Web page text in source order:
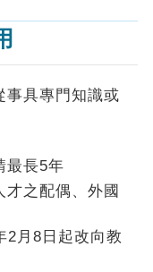
事具專門知識或
最長5年
之配偶、外國
2月8日起改向教